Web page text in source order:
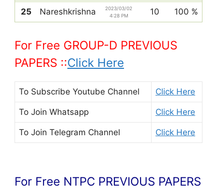
25
Nareshkrishna
2023/03/02
4:28 PM
10 100 %
For Free GROUP-D PREVIOUS
PAPERS ::Click Here
To Subscribe Youtube Channel Click Here
To Join Whatsapp Click Here
To Join Telegram Channel Click Here
For Free NTPC PREVIOUS PAPERS